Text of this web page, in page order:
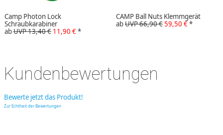
Camp Photon Lock
Schraubkarabiner
abUVP 13,40 € 11,90 €*
CAMP Ball Nuts Klemmgerät
abUVP 66,90 €59,50 €*
Kundenbewertungen
Bewerte jetzt das Produkt!
Zur Echtheit der Bewertungen